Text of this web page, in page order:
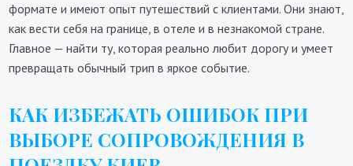
формате и имеют опыт путешествий с клиентами. Они знают,
как вести себя на границе, в отеле и в незнакомой стране.
Главное — найти ту, которая реально любит дорогу и умеет
превращать обычный трип в яркое событие.
КАК ИЗБЕЖАТЬ ОШИБОК ПРИ
ВЫБОРЕ СОПРОВОЖДЕНИЯ В